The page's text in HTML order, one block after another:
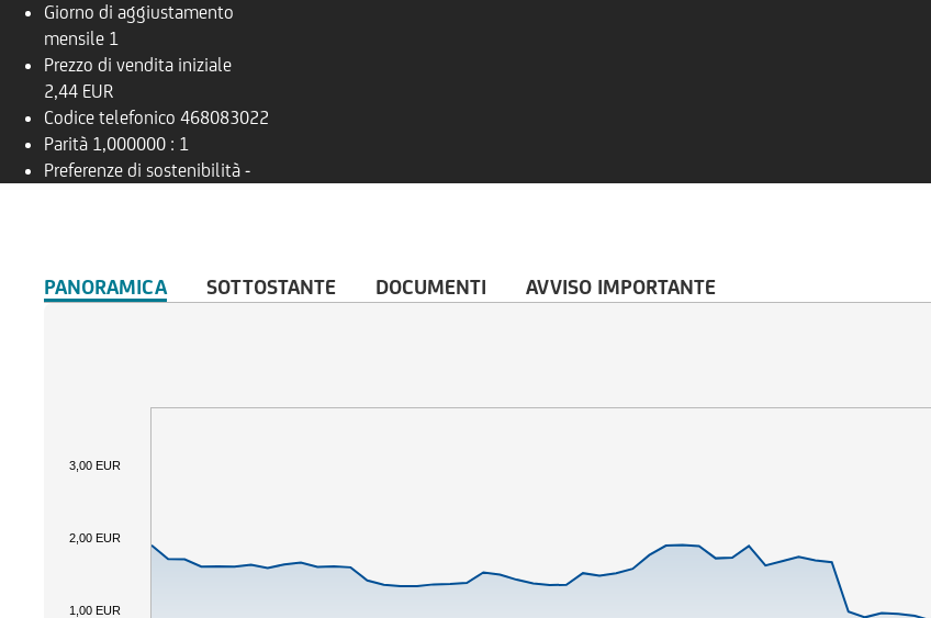
Giorno di aggiustamento
mensile 1
Prezzo di vendita iniziale
2,44 EUR
Codice telefonico 468083022
Parità 1,000000 : 1
Preferenze di sostenibilità -
PANORAMICA SOTTOSTANTE DOCUMENTI AVVISO IMPORTANTE
1,00 EUR
2,00 EUR
3,00 EUR